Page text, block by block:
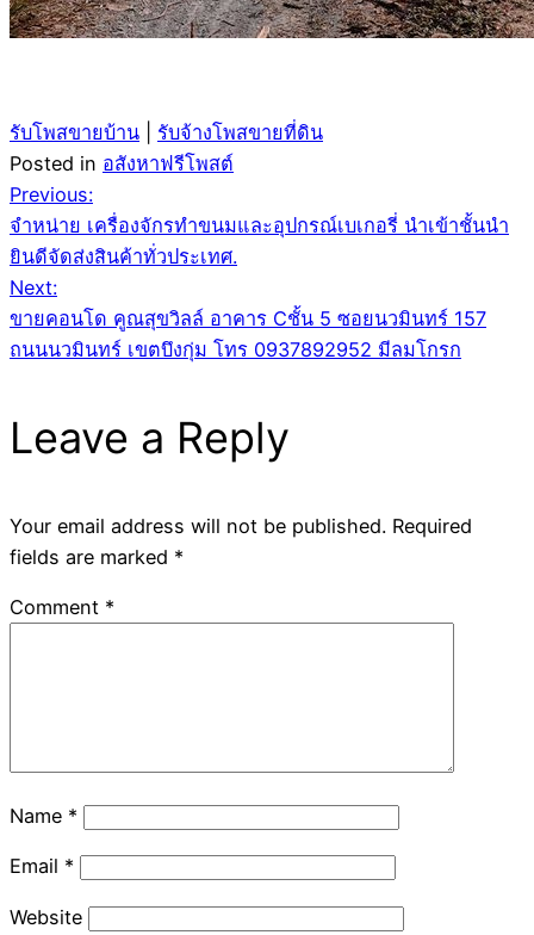
รับโพสขายบ้าน
รับจ้างโพสขายที่ดิน
Posted in อสังหาฟรีโพสต์
Post
navigation
Previous:
จำหน่าย เครื่องจักรทำขนมและอุปกรณ์เบเกอรี่ นำเข้าชั้นนำ
ยินดีจัดส่งสินค้าทั่วประเทศ.
Next:
ขายคอนโด คูณสุขวิลล์ อาคาร Cชั้น 5 ซอยนวมินทร์ 157
ถนนนวมินทร์ เขตบึงกุ่ม โทร 0937892952 มีลมโกรก
Leave a Reply
Your email address will not be published. Required
fields are marked *
Comment *
Name *
Email *
Website